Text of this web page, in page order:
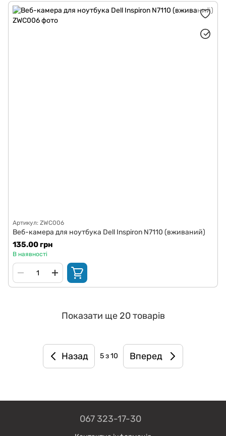
Артикул: ZWC006
Веб-камера для ноутбука Dell Inspiron N7110 (вживаний)
135.00 грн
В наявності
Показати ще 20 товарів
Назад 5з 10 Вперед
067 323-17-30